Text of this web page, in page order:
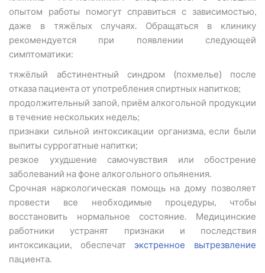
опытом работы помогут справиться с зависимостью,
даже в тяжёлых случаях. Обращаться в клинику
рекомендуется при появлении следующей
симптоматики:
тяжёлый абстинентный синдром (похмелье) после
отказа пациента от употребления спиртных напитков;
продолжительный запой, приём алкогольной продукции
в течение нескольких недель;
признаки сильной интоксикации организма, если были
выпиты суррогатные напитки;
резкое ухудшение самочувствия или обострение
заболеваний на фоне алкогольного опьянения.
Срочная наркологическая помощь на дому позволяет
провести все необходимые процедуры, чтобы
восстановить нормальное состояние. Медицинские
работники устранят признаки и последствия
интоксикации, обеспечатэкстренное вытрезвление
пациента.